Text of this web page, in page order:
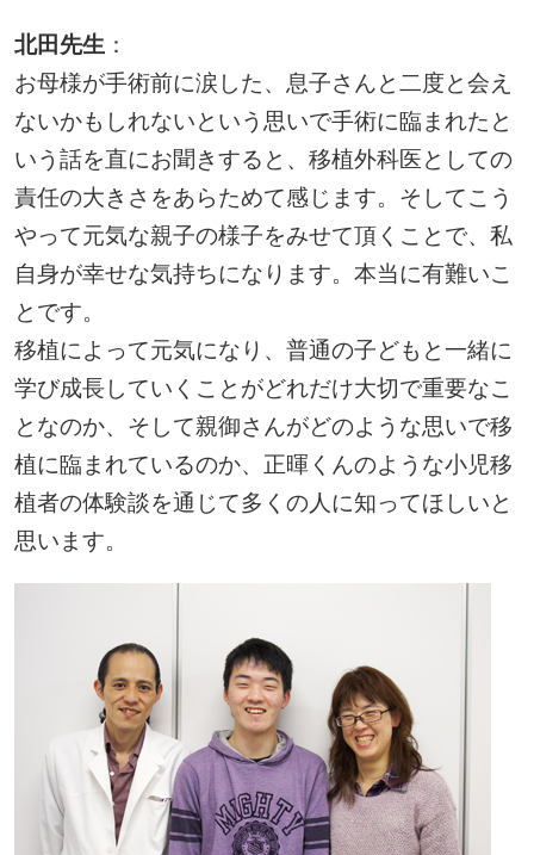
北田先生 ：
お母様が手術前に涙した、息子さんと二度と会え
ないかもしれないという思いで手術に臨まれたと
いう話を直にお聞きすると、移植外科医としての
責任の大きさをあらためて感じます。そしてこう
やって元気な親子の様子をみせて頂くことで、私
自身が幸せな気持ちになります。本当に有難いこ
とです。
移植によって元気になり、普通の子どもと一緒に
学び成長していくことがどれだけ大切で重要なこ
となのか、そして親御さんがどのような思いで移
植に臨まれているのか、正暉くんのような小児移
植者の体験談を通じて多くの人に知ってほしいと
思います。